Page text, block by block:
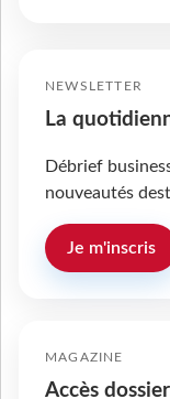
NEWSLETTER
La
Débrief
nouveautés
Je m'inscris
MAGAZINE
Accès